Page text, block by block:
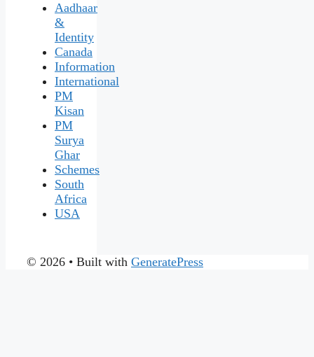
Aadhaar
&
Identity
Canada
Information
International
PM
Kisan
PM
Surya
Ghar
Schemes
South
Africa
USA
© 2026 • Built with GeneratePress